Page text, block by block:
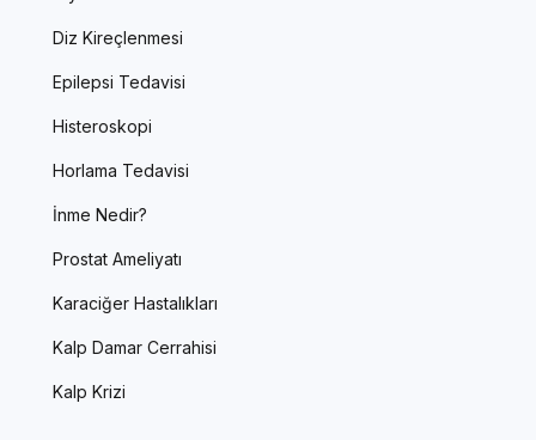
Diz Kireçlenmesi
Epilepsi Tedavisi
Histeroskopi
Horlama Tedavisi
İnme Nedir?
Prostat Ameliyatı
Karaciğer Hastalıkları
Kalp Damar Cerrahisi
Kalp Krizi